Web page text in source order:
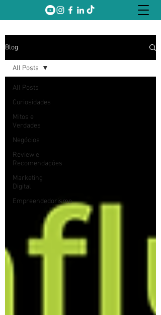
Blog
All Posts
Curiosidades
Mitos e
Verdades
Negócios
Review e
Recomendações
Marketing
Digital
Empreendedorismo
All Posts